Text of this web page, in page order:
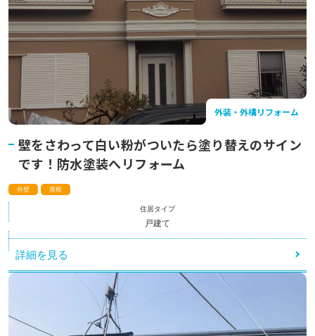
外装・外構リフォーム
壁をさわって白い粉がついたら塗り替えのサイン
です！防水塗装へリフォーム
外壁 屋根
住居タイプ
戸建て
詳細を見る